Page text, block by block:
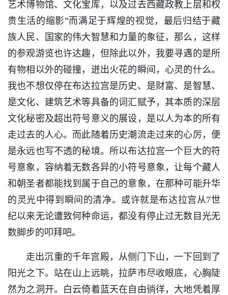
艺术博物馆、文化宝库，以及过去西藏政教上层和权
贵生活的缩影”而满足于辉煌的视觉，最后归结于藏
族人民、国家的伟大智慧和力量的象征，那么，这样
的参观游览也许达趣，但除此以外，我要寻遇的是所
有物相以外的碰撞，迸出火花的瞬间，心灵的什么。
我也不想仅停在布达拉宫是历史、是财富、是智慧、
是文化、建筑艺术等具备的词汇赋予，其本质的深层
文化秘密及超出符号意义的展设，是以人为本的所有
走过去的人心。而此随着历史潮流走过来的心厉，便
是永远也写不透的秘境。所以布达拉宫一个巨大的符
号意象，容纳着无数各异的小符号意象，让每个藏人
和朝圣者都能找到属于自己的意象，在那种可能升华
的灵光中得到瞬间的清净。或许就是布达拉宫从7世
纪以来无论遭致何种命运，都没有停止过无数目光无
数脚步的叩拜吧。
走出沉重的千年宫殿，从侧门下山，一下回到了
阳光之下。站在山上远眺，拉萨市尽收眼底，心胸陡
然为之洞开。白云倚着蓝天在自由徜徉，大地凭着厚